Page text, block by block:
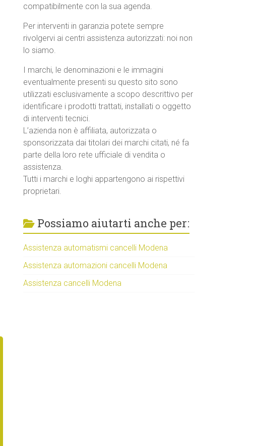
compatibilmente con la sua agenda.
Per interventi in garanzia potete sempre
rivolgervi ai centri assistenza autorizzati: noi non
lo siamo.
I marchi, le denominazioni e le immagini
eventualmente presenti su questo sito sono
utilizzati esclusivamente a scopo descrittivo per
identificare i prodotti trattati, installati o oggetto
di interventi tecnici.
L’azienda non è affiliata, autorizzata o
sponsorizzata dai titolari dei marchi citati, né fa
parte della loro rete ufficiale di vendita o
assistenza.
Tutti i marchi e loghi appartengono ai rispettivi
proprietari.
Possiamo aiutarti anche per:
Assistenza automatismi cancelli Modena
Assistenza automazioni cancelli Modena
Assistenza cancelli Modena